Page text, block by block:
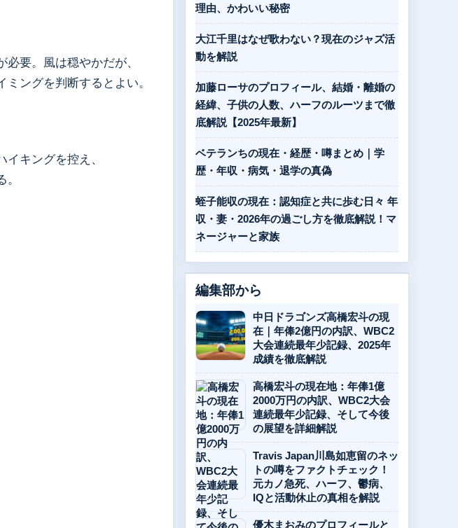
要。風は穏やかだが、
ングを判断するとよい。
キングを控え、
理由、かわいい秘密
大江千里はなぜ歌わない？現在のジャズ活
動を解説
加藤ローサのプロフィール、結婚・離婚の
経緯、子供の人数、ハーフのルーツまで徹
底解説【2025年最新】
ベテランちの現在・経歴・噂まとめ｜学
歴・年収・病気・退学の真偽
蛭子能収の現在：認知症と共に歩む日々 年
収・妻・2026年の過ごし方を徹底解説！マ
ネージャーと家族
編集部から
中日ドラゴンズ高橋宏斗の現
在｜年俸2億円の内訳、WBC2
大会連続最年少記録、2025年
成績を徹底解説
高橋宏斗の現在地：年俸1億
2000万円の内訳、WBC2大会
連続最年少記録、そして今後
の展望を詳細解説
Travis Japan川島如恵留のネッ
トの噂をファクトチェック！
元カノ急死、ハーフ、鬱病、
IQと活動休止の真相を解説
優木まおみのプロフィールと